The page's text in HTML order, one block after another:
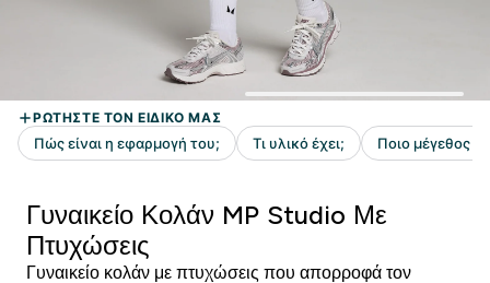
Γυναικείο Κολάν MP Studio Με
Πτυχώσεις
Γυναικείο κολάν με πτυχώσεις που απορροφά τον